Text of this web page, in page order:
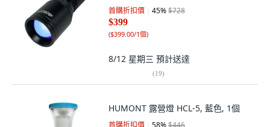
首購折扣價 45%$728
$399
($399.00/1個)
8/12 星期三 預計送達
(19)
HUMONT 露營燈 HCL-5, 藍色, 1個
首購折扣價 58%$446